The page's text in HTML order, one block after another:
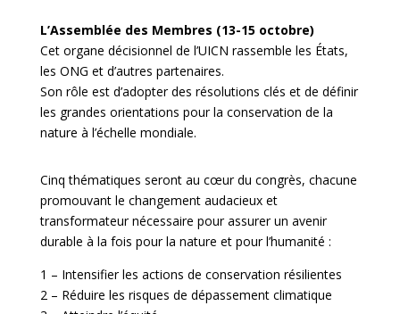
L’Assemblée des Membres (13-15 octobre)
Cet organe décisionnel de l’UICN rassemble les États,
les ONG et d’autres partenaires.
Son rôle est d’adopter des résolutions clés et de définir
les grandes orientations pour la conservation de la
nature à l’échelle mondiale.
Cinq thématiques seront au cœur du congrès, chacune
promouvant le changement audacieux et
transformateur nécessaire pour assurer un avenir
durable à la fois pour la nature et pour l’humanité :
1 – Intensifier les actions de conservation résilientes
2 – Réduire les risques de dépassement climatique